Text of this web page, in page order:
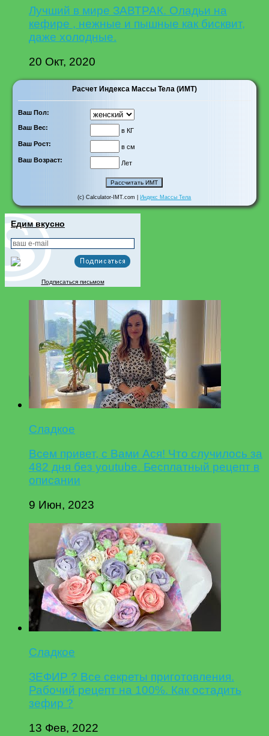
Лучший в мире ЗАВТРАК. Оладьи на
кефире , нежные и пышные как бисквит,
даже холодные.
20 Окт, 2020
Расчет Индекса Массы Тела (ИМТ)
Ваш Пол:
Ваш Вес:
в КГ
Ваш Рост:
в см
Ваш Возраст:
Лет
(c) Calculator-IMT.com | Индекс Массы Тела
Едим вкусно
Подписаться письмом
Сладкое
Всем привет, с Вами Ася! Что случилось за
482 дня без youtube. Бесплатный рецепт в
описании
9 Июн, 2023
Сладкое
ЗЕФИР ? Все секреты приготовления.
Рабочий рецепт на 100%. Как остадить
зефир ?
13 Фев, 2022